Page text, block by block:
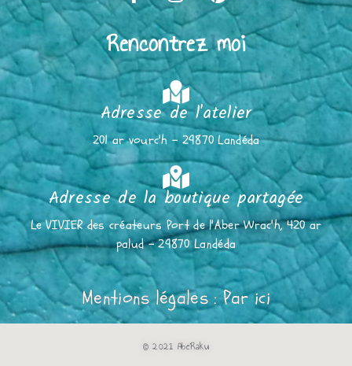
Rencontrez moi
Adresse de l'atelier
201 ar vourc'h - 29870 Landéda
Adresse de la boutique partagée
Le VIVIER des créateurs Port de l'Aber Wrac'h, 420 ar
palud - 29870 Landéda
Mentions légales :Par ici
© 2021 AbeRaku